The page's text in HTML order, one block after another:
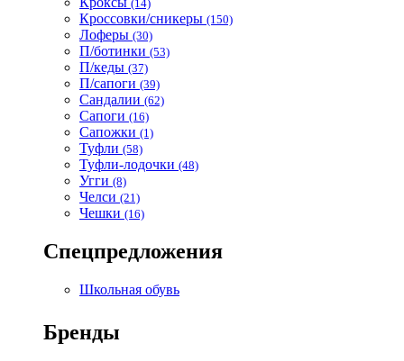
(14)
Кроссовки/сникеры (150)
Лоферы (30)
П/ботинки (53)
П/кеды (37)
П/сапоги (39)
Сандалии (62)
Сапоги (16)
Сапожки (1)
Туфли (58)
Туфли-лодочки (48)
Угги (8)
Челси (21)
Чешки (16)
Спецпредложения
Школьная обувь
Бренды